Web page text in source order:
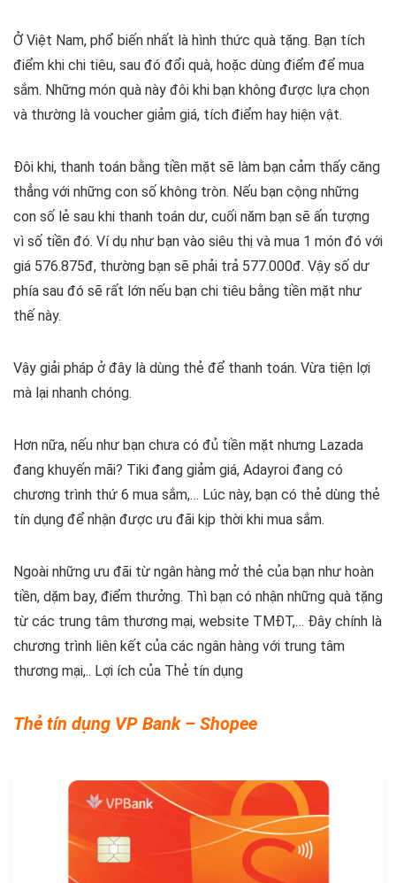
Ở Việt Nam, phổ biến nhất là hình thức quà tặng. Bạn tích
điểm khi chi tiêu, sau đó đổi quà, hoặc dùng điểm để mua
sắm. Những món quà này đôi khi bạn không được lựa chọn
và thường là voucher giảm giá, tích điểm hay hiện vật.
Đôi khi, thanh toán bằng tiền mặt sẽ làm bạn cảm thấy căng
thẳng với những con số không tròn. Nếu bạn cộng những
con số lẻ sau khi thanh toán dư, cuối năm bạn sẽ ấn tượng
vì số tiền đó. Ví dụ như bạn vào siêu thị và mua 1 món đó với
giá 576.875đ, thường bạn sẽ phải trả 577.000đ. Vậy số dư
phía sau đó sẽ rất lớn nếu bạn chi tiêu bằng tiền mặt như
thế này.
Vậy giải pháp ở đây là dùng thẻ để thanh toán. Vừa tiện lợi
mà lại nhanh chóng.
Hơn nữa, nếu như bạn chưa có đủ tiền mặt nhưng Lazada
đang khuyến mãi? Tiki đang giảm giá, Adayroi đang có
chương trình thứ 6 mua sắm,… Lúc này, bạn có thẻ dùng thẻ
tín dụng để nhận được ưu đãi kịp thời khi mua sắm.
Ngoài những ưu đãi từ ngân hàng mở thẻ của bạn như hoàn
tiền, dặm bay, điểm thưởng. Thì bạn có nhận những quà tặng
từ các trung tâm thương mại, website TMĐT,… Đây chính là
chương trình liên kết của các ngân hàng với trung tâm
thương mại,.. Lợi ích của Thẻ tín dụng
Thẻ tín dụng VP Bank – Shopee